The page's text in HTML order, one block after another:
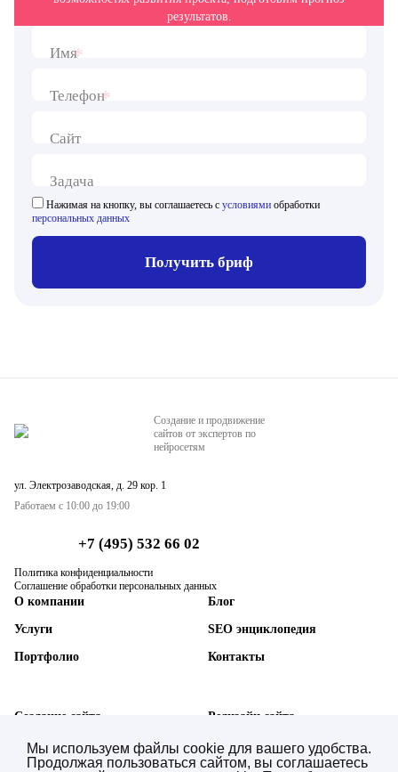
результатов.
Имя*
Телефон*
Сайт
Задача
Нажимая на кнопку, вы соглашаетесь с условиями обработки
персональных данных
Получить бриф
Создание и продвижение
сайтов от экспертов по
нейросетям
ул. Электрозаводская, д. 29 кор. 1
Работаем с 10:00 до 19:00
+7 (495) 532 66 02
Политика конфиденциальности
Соглашение обработки персональных данных
О компании
Услуги
Портфолио
Блог
SEO энциклопедия
Контакты
Создание сайта
SEO-продвижение сайта
Редизайн сайта
Техническая поддержка
Мы используем файлы cookie для вашего удобства.
Продолжая пользоваться сайтом, вы соглашаетесь